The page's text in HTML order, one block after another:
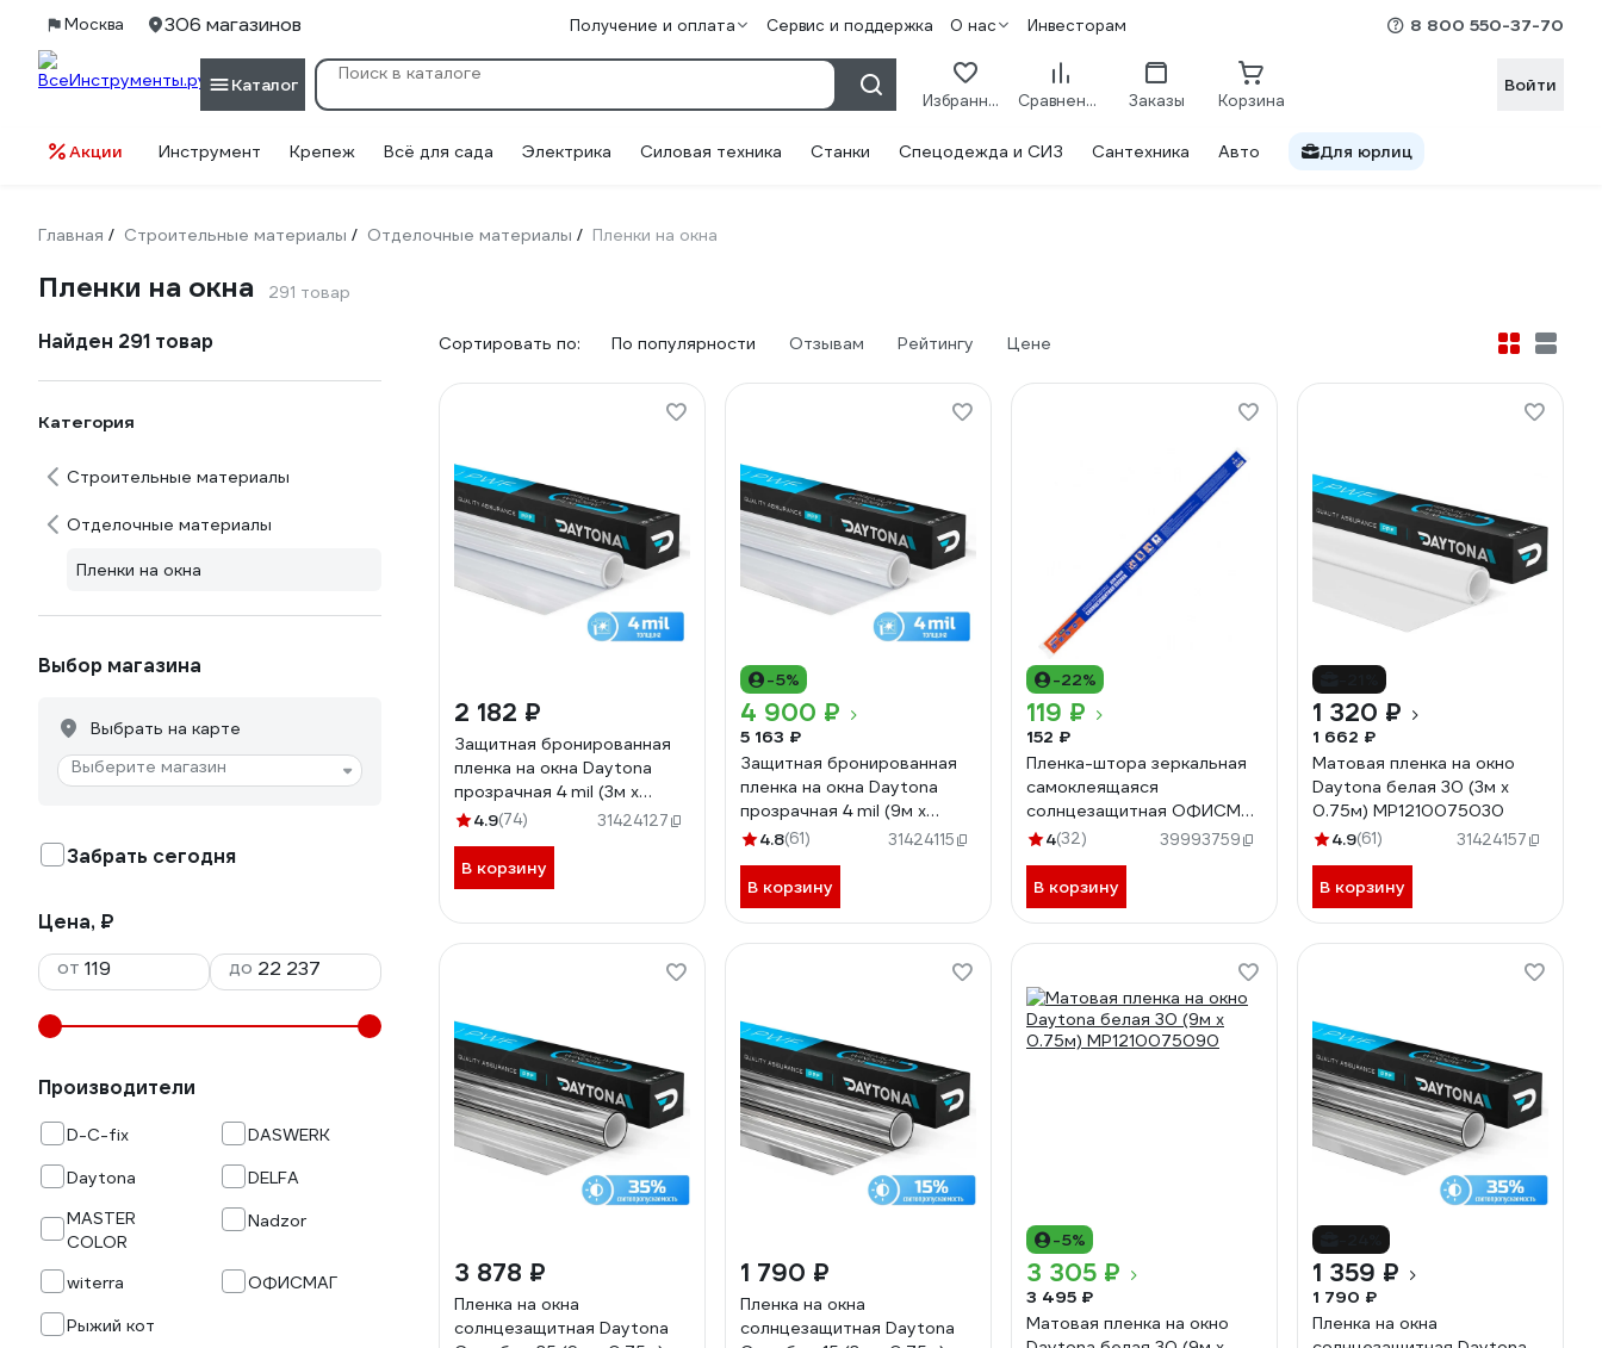
Москва 306 магазинов Получение и оплата Сервис и поддержка О нас Инвесторам 8 800 550-37-70
Каталог
Избранное Сравнение Заказы Корзина
Войти
Акции Инструмент Крепеж Всё для сада Электрика Силовая техника Станки Спецодежда и СИЗ Сантехника Авто Для юрлиц
Главная / Строительные материалы / Отделочные материалы / Пленки на окна
Пленки на окна 291 товар
Найден 291 товар
Категория
Строительные материалы
Отделочные материалы
Пленки на окна
Выбор магазина
Выбрать на карте
Выберите магазин
Забрать сегодня
Цена, ₽
от
до
Производители
D-C-fix
DASWERK
Daytona
DELFA
MASTER
COLOR
Nadzor
witerra
ОФИСМАГ
Рыжий кот
Сортировать по: По популярности Отзывам Рейтингу Цене
2 182 ₽
Защитная бронированная
пленка на окна Daytona
прозрачная 4 mil (3м х
0.75м) MP1207075030
4.9(74) 31424127
В корзину
-5%
4 900 ₽
5 163 ₽
Защитная бронированная
пленка на окна Daytona
прозрачная 4 mil (9м х
0.75м) MP1207075090
4.8(61) 31424115
В корзину
-22%
119 ₽
152 ₽
Пленка-штора зеркальная
самоклеящаяся
солнцезащитная ОФИСМАГ
для окон, 100x300 см
4(32) 39993759
В корзину
1 320 ₽
1 662 ₽
Матовая пленка на окно
Daytona белая 30 (3м х
0.75м) MP1210075030
4.9(61) 31424157
В корзину
3 878 ₽
Пленка на окна
солнцезащитная Daytona
1 790 ₽
Пленка на окна
солнцезащитная Daytona
-5%
3 305 ₽
3 495 ₽
Матовая пленка на окно
1 359 ₽
1 790 ₽
Пленка на окна